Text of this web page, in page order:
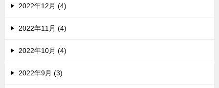
2022年12月 (4)
2022年11月 (4)
2022年10月 (4)
2022年9月 (3)